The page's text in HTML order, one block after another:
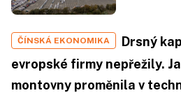
ČÍNSKÁ EKONOMIKA
Drsný
evropské firmy nepřežily.
montovny proměnila v